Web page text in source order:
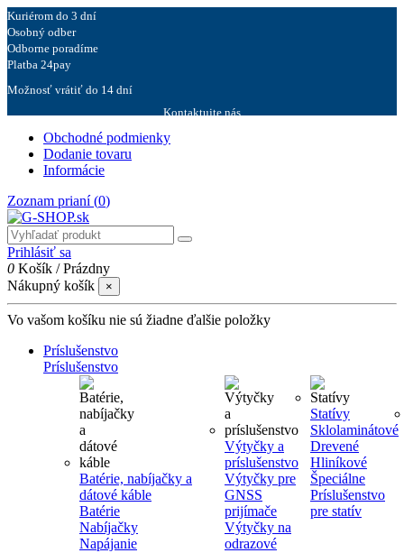
Kuriérom do 3 dní
Osobný odber
Odborne poradíme
Platba 24pay
Možnosť vrátiť do 14 dní
Kontaktujte nás
Obchodné podmienky
Dodanie tovaru
Informácie
Zoznam prianí (0)
Prihlásiť sa
0 Košík /Prázdny
Nákupný košík
×
Vo vašom košíku nie sú žiadne ďalšie položky
Príslušenstvo
Príslušenstvo
Batérie, nabíjačky a
dátové káble
Batérie
Nabíjačky
Napájanie
Výtyčky a
príslušenstvo
Výtyčky pre
GNSS
prijímače
Výtyčky na
odrazové
Statívy
Sklolaminátové
Drevené
Hliníkové
Špeciálne
Príslušenstvo
pre statív